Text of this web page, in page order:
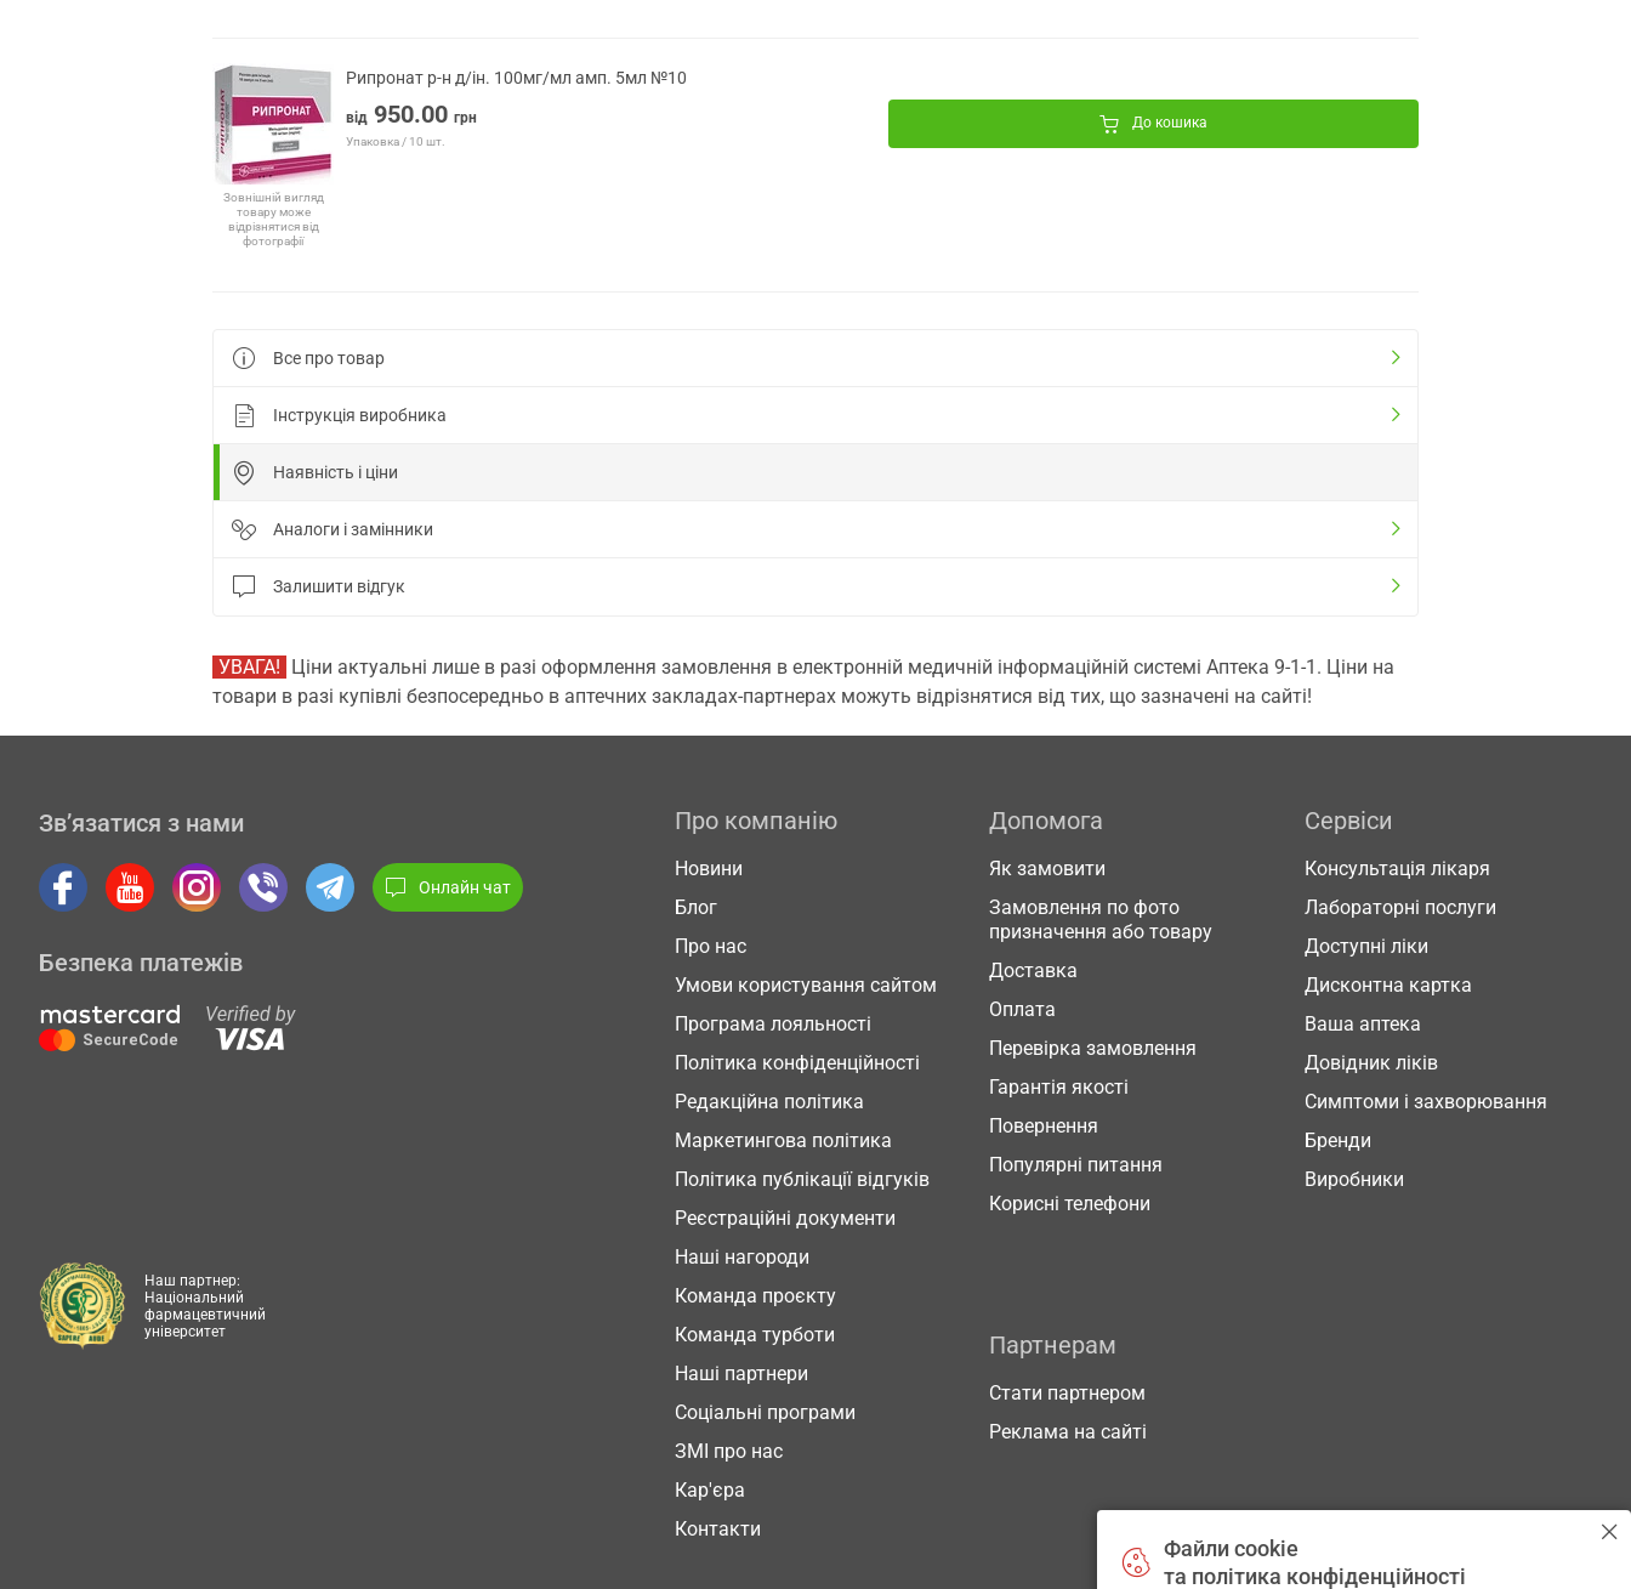
Зовнішній вигляд
товару може
відрізнятися від
фотографії
Рипронат р-н д/ін. 100мг/мл амп. 5мл №10
від 950.00 грн
Упаковка / 10 шт.
До кошика
Все про товар
Інструкція виробника
Наявність і ціни
Аналоги і замінники
Залишити відгук
УВАГА! Ціни актуальні лише в разі оформлення замовлення в електронній медичній інформаційній системі Аптека 9-1-1. Ціни на
товари в разі купівлі безпосередньо в аптечних закладах-партнерах можуть відрізнятися від тих, що зазначені на сайті!
Зв’язатися з нами
Онлайн чат
Безпека платежів
Про компанію
Новини
Блог
Про нас
Умови користування сайтом
Програма лояльності
Політика конфіденційності
Редакційна політика
Маркетингова політика
Політика публікації відгуків
Реєстраційні документи
Наші нагороди
Команда проєкту
Команда турботи
Наші партнери
Соціальні програми
ЗМІ про нас
Кар'єра
Контакти
Допомога
Як замовити
Замовлення по фото
призначення або товару
Доставка
Оплата
Перевірка замовлення
Гарантія якості
Повернення
Популярні питання
Корисні телефони
Сервіси
Консультація лікаря
Лабораторні послуги
Доступні ліки
Дисконтна картка
Ваша аптека
Довідник ліків
Симптоми і захворювання
Бренди
Виробники
Партнерам
Стати партнером
Реклама на сайті
Наш партнер:
Національний
фармацевтичний
університет
Файли cookie
та політика конфіденційності